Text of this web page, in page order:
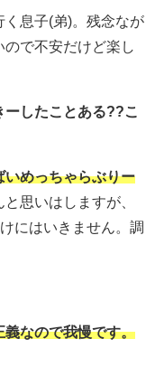
息子(弟)。残念なが
で不安だけど楽し
したことある??こ
いめっちゃらぶりー
思いはしますが、
にはいきません。調
義なので我慢です。